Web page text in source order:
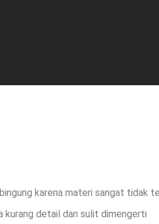
karena materi sangat tidak
kurang detail dan sulit dimengerti